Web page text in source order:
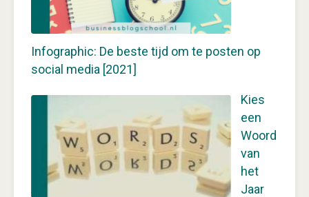
Infographic: De beste tijd om te posten op
social media [2021]
Kies
een
Woord
van
het
Jaar